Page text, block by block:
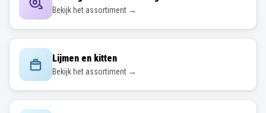
Bekijk het assortiment →
Lijmen en kitten
Bekijk het assortiment →